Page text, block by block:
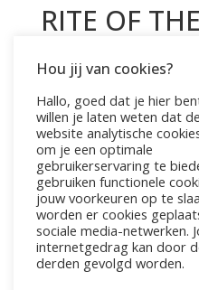
RITE OF
13th RITE
MUNAY-KI =
doorPauline|feb 10,
Jouw baarmoeder.
plek waar nieuw
jouw creatiekracht
zich bevindt. We zijn
die bron. Door
Hou jij van cookies?
Hallo, goed dat je hier
willen je laten weten dat
website analytische
om je een optimale
gebruikerservaring te
gebruiken functionele
jouw voorkeuren op te
worden er cookies
sociale media-netwerken.
internetgedrag kan door
derden gevolgd worden.